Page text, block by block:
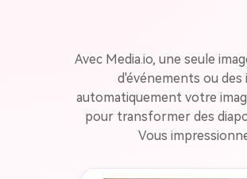
Avec Media.io, une seule
d'événements ou des
automatiquement votre
pour transformer des
Vous